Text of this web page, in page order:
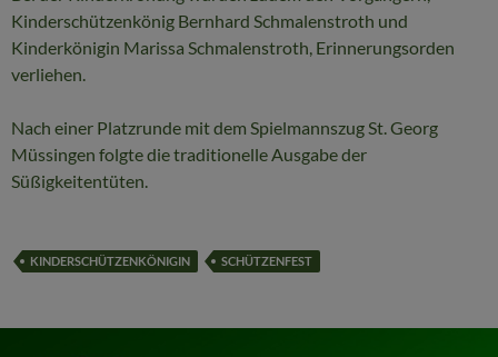
Kinderschützenkönig Bernhard Schmalenstroth und
Kinderkönigin Marissa Schmalenstroth, Erinnerungsorden
verliehen.
Nach einer Platzrunde mit dem Spielmannszug St. Georg
Müssingen folgte die traditionelle Ausgabe der
Süßigkeitentüten.
KINDERSCHÜTZENKÖNIGIN SCHÜTZENFEST